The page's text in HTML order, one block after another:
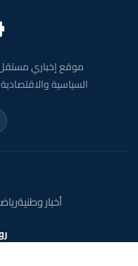
موقع إخباري مستقل
السياسية
أخبار وطنية